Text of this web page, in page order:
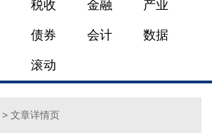
税收 金融 产业
债券 会计 数据
滚动
> 文章详情页